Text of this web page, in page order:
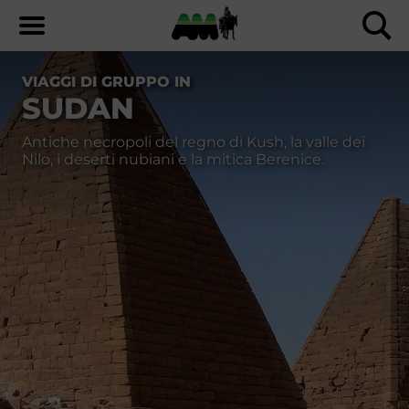
VIAGGI DI GRUPPO IN
SUDAN
Antiche necropoli del regno di Kush, la valle dei
Nilo, i deserti nubiani e la mitica Berenice.